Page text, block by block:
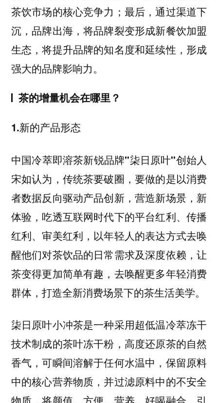
茶饮市场的核心竞争力；最后，通过渠道下
沉，品牌出海，将品牌裂变形成新餐饮加盟
生态，将提升品牌的知名度和延续性，形成
强大的品牌影响力。
茶的增量机会在哪里？
1.新的产品形态
中国冷萃即溶茶新锐品牌"柒日原叶"创始人
宋如认为，传统茶要破圈，要做的是以消费
者数据反向驱动产品创新，营造新场景，新
体验，吃透互联⽹时代下的平台红利、传播
红利、审美红利，以年轻⼈的表达⽅式去唤
醒他们对茶饮品的⽇常需求及深度依赖，让
茶变得更加简单有趣，去唤醒更多年轻消费
群体，打造全新消费场景下的茶生活美学。
柒日原叶小冲茶是一种采用超低温冷萃冻干
技术制成的茶叶冻干粉，高度还原茶的自然
香气，可瞬间溶解于任何水温中，保留原料
中的核心营养物质，并过滤原料中的不安全